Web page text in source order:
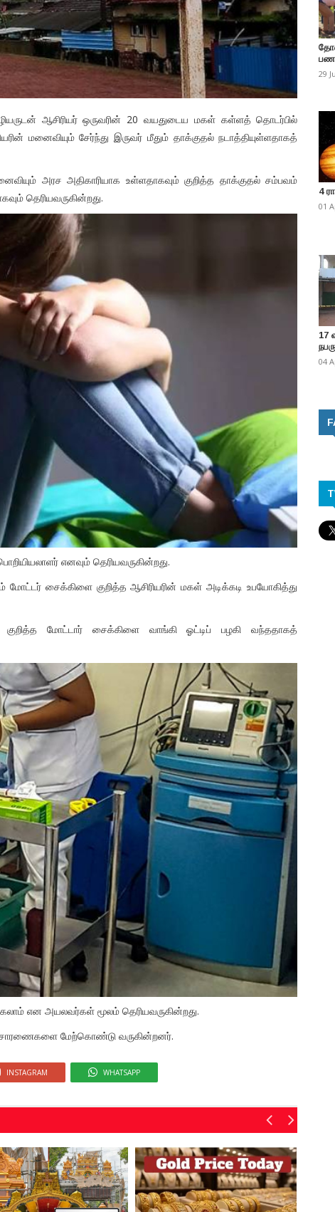
ஆசிரியர் ஒருவரின் 20 வயதுடைய மகள் கள்ளத் தொடர்பில்
மனைவியும் சேர்ந்து இருவர் மீதும் தாக்குதல் நடாத்தியுள்ளதாகத்
அரச அதிகாரியாக உள்ளதாகவும் குறித்த தாக்குதல் சம்பவம்
தெரியவருகின்றது.
எனவும் தெரியவருகின்றது.
சைக்கிளை குறித்த ஆசிரியரின் மகள் அடிக்கடி உபயோகித்து
மோட்டார் சைக்கிளை வாங்கி ஓட்டிப் பழகி வந்ததாகத்
என அயலவர்கள் மூலம் தெரியவருகின்றது.
மேற்கொண்டு வருகின்றனர்.
INSTAGRAM WHATSAPP
29
4
01
17
04